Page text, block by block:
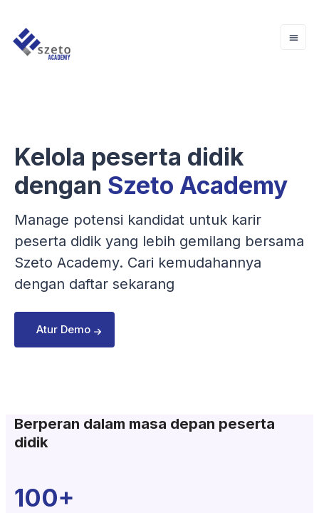
Kelola peserta didik
dengan Szeto Academy
Manage potensi kandidat untuk karir
peserta didik yang lebih gemilang bersama
Szeto Academy. Cari kemudahannya
dengan daftar sekarang
Atur Demo
Berperan dalam masa depan peserta
didik
100+